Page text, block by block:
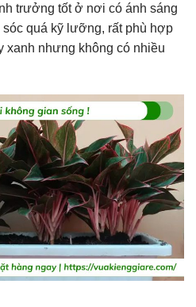
trưởng tốt ở nơi có ánh sáng
quá kỹ lưỡng, rất phù hợp
xanh nhưng không có nhiều